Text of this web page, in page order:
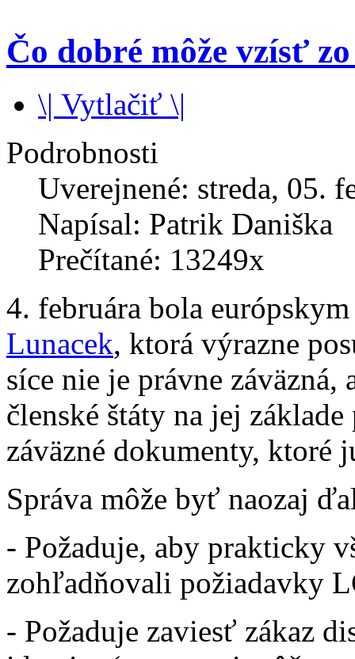
Čo dobré môže vzísť
\| Vytlačiť \|
Podrobnosti
Uverejnené: streda, 05.
Napísal: Patrik Daniška
Prečítané: 13249x
4. februára bola
Lunacek, ktorá výrazne
síce nie je právne
členské štáty na jej
záväzné dokumenty, ktoré
Správa môže byť naozaj
- Požaduje, aby prakticky
zohľadňovali požiadavky
- Požaduje zaviesť zákaz